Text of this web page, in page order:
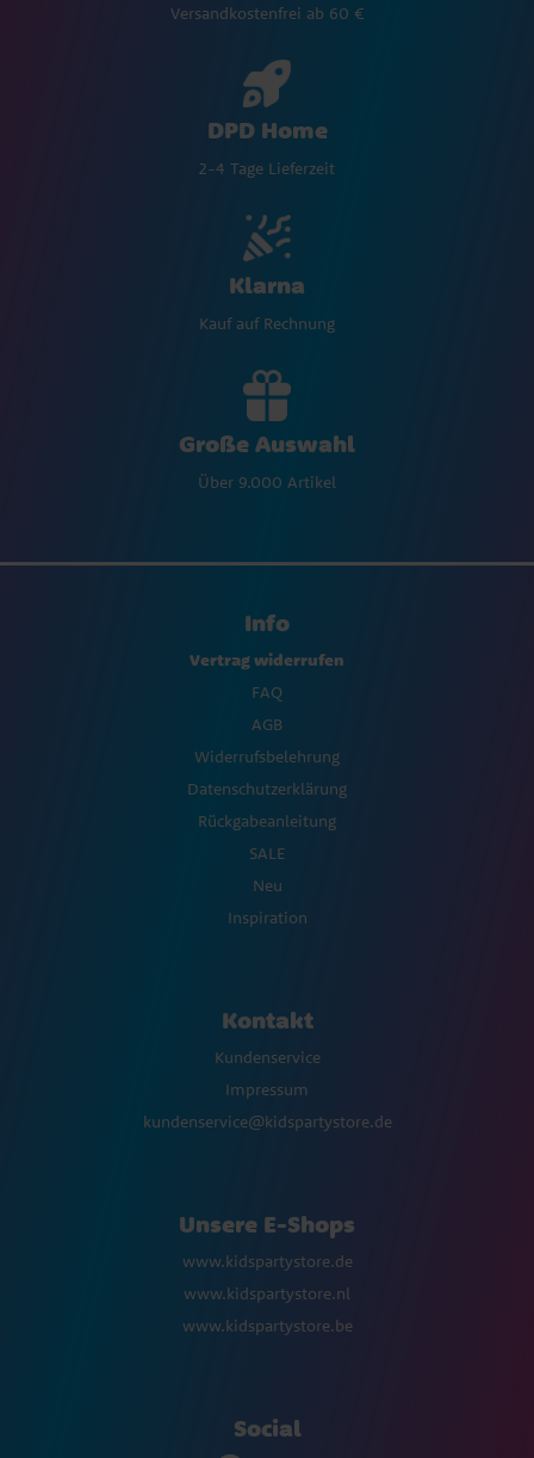
Versandkostenfrei ab 60 €
DPD Home
2-4 Tage Lieferzeit
Klarna
Kauf auf Rechnung
Große Auswahl
Über 9.000 Artikel
Info
Vertrag widerrufen
FAQ
AGB
Widerrufsbelehrung
Datenschutzerklärung
Rückgabeanleitung
SALE
Neu
Inspiration
Kontakt
Kundenservice
Impressum
kundenservice@kidspartystore.de
Unsere E-Shops
www.kidspartystore.de
www.kidspartystore.nl
www.kidspartystore.be
Social